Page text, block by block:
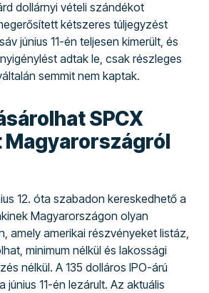
dollárnyi vételi szándékot
kétszeres túljegyzést
június 11-én teljesen kimerült, és
adtak le, csak részleges
semmit nem kaptak.
SPCX
12. óta szabadon kereskedhető a
Magyarországon olyan
amely amerikai részvényeket listáz,
minimum nélkül és lakossági
nélkül. A 135 dolláros IPO-árú
11-én lezárult. Az aktuális